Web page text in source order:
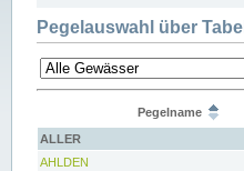
Pegelauswahl über
Pegelname
ALLER
AHLDEN